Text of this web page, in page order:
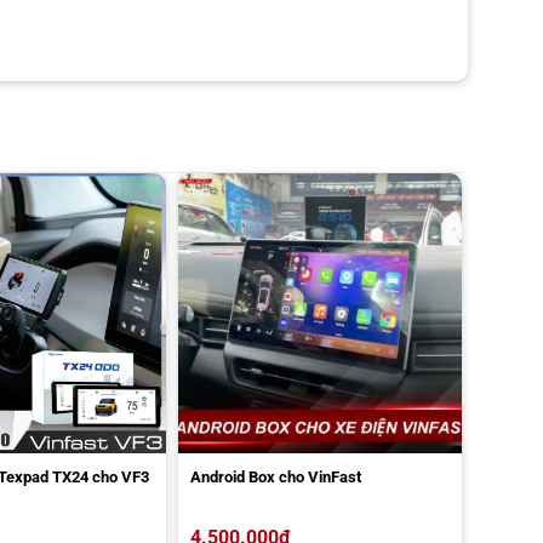
TX24 cho VF3 Android Box cho VinFast
4.500.000₫